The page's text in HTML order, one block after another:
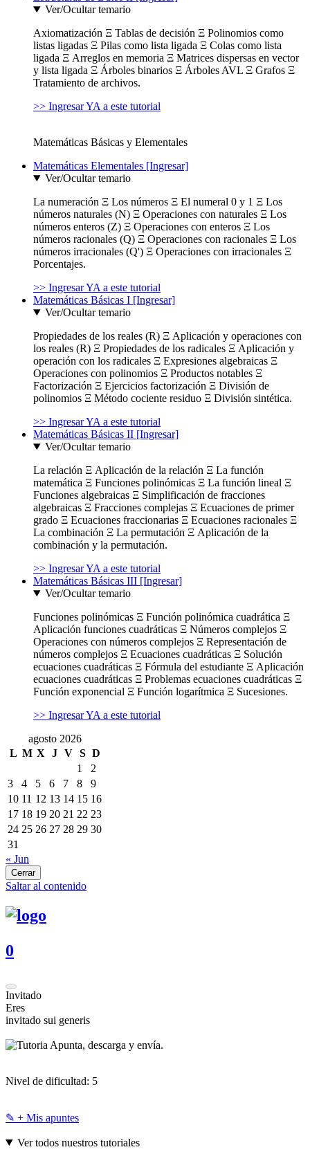
Ver/Ocultar temario
Axiomatización Ξ Tablas de decisión Ξ Polinomios como
listas ligadas Ξ Pilas como lista ligada Ξ Colas como lista
ligada Ξ Arreglos en memoria Ξ Matrices dispersas en vector
y lista ligada Ξ Árboles binarios Ξ Árboles AVL Ξ Grafos Ξ
Tratamiento de archivos.
>> Ingresar YA a este tutorial
Matemáticas Básicas y Elementales
Matemáticas Elementales [Ingresar]
Ver/Ocultar temario
La numeración Ξ Los números Ξ El numeral 0 y 1 Ξ Los
números naturales (N) Ξ Operaciones con naturales Ξ Los
números enteros (Z) Ξ Operaciones con enteros Ξ Los
números racionales (Q) Ξ Operaciones con racionales Ξ Los
números irracionales (Q') Ξ Operaciones con irracionales Ξ
Porcentajes.
>> Ingresar YA a este tutorial
Matemáticas Básicas I [Ingresar]
Ver/Ocultar temario
Propiedades de los reales (R) Ξ Aplicación y operaciones con
los reales (R) Ξ Propiedades de los radicales Ξ Aplicación y
operación con los radicales Ξ Expresiones algebraicas Ξ
Operaciones con polinomios Ξ Productos notables Ξ
Factorización Ξ Ejercicios factorización Ξ División de
polinomios Ξ Método cociente residuo Ξ División sintética.
>> Ingresar YA a este tutorial
Matemáticas Básicas II [Ingresar]
Ver/Ocultar temario
La relación Ξ Aplicación de la relación Ξ La función
matemática Ξ Funciones polinómicas Ξ La función lineal Ξ
Funciones algebraicas Ξ Simplificación de fracciones
algebraicas Ξ Fracciones complejas Ξ Ecuaciones de primer
grado Ξ Ecuaciones fraccionarias Ξ Ecuaciones racionales Ξ
La combinación Ξ La permutación Ξ Aplicación de la
combinación y la permutación.
>> Ingresar YA a este tutorial
Matemáticas Básicas III [Ingresar]
Ver/Ocultar temario
Funciones polinómicas Ξ Función polinómica cuadrática Ξ
Aplicación funciones cuadráticas Ξ Números complejos Ξ
Operaciones con números complejos Ξ Representación de
números complejos Ξ Ecuaciones cuadráticas Ξ Solución
ecuaciones cuadráticas Ξ Fórmula del estudiante Ξ Aplicación
ecuaciones cuadráticas Ξ Problemas ecuaciones cuadráticas Ξ
Función exponencial Ξ Función logarítmica Ξ Sucesiones.
>> Ingresar YA a este tutorial
agosto 2026
L M X J V S D
1
2
3
4 5 6 7 8
9
10 11 12 13 14 15 16
17 18 19 20 21 22 23
24 25 26 27 28 29 30
31
« Jun
Cerrar
Saltar al contenido
0
Invitado
Eres
invitado sui generis
Apunta, descarga y envía.
Nivel de dificultad: 5
✎ + Mis apuntes
Ver todos nuestros tutoriales